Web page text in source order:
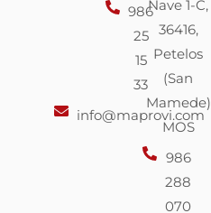
986
25
15
33
info@maprovi.com
Nave 1-C,
36416,
Petelos
(San
Mamede)
MOS
986
288
070